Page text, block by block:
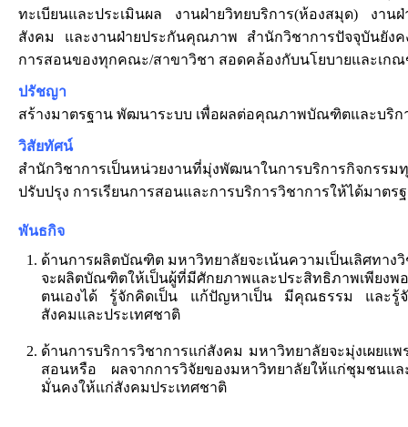
ทะเบียนและประเมินผล งานฝ่ายวิทยบริการ(ห้องสมุด) งาน
สังคม และงานฝ่ายประกันคุณภาพ สำนักวิชาการปัจจุบันยังค
การสอนของทุกคณะ/สาขาวิชา สอดคล้องกับนโยบายและเก
ปรัชญา
สร้างมาตรฐาน พัฒนาระบบ เพื่อผลต่อคุณภาพบัณฑิตและบริก
วิสัยทัศน์
สำนักวิชาการเป็นหน่วยงานที่มุ่งพัฒนาในการบริการกิจกรรม
ปรับปรุง การเรียนการสอนและการบริการวิชาการให้ได้มาตร
พันธกิจ
ด้านการผลิตบัณฑิต มหาวิทยาลัยจะเน้นความเป็นเลิศทาง
จะผลิตบัณฑิตให้เป็นผู้ที่มีศักยภาพและประสิทธิภาพเพียงพ
ตนเองได้ รู้จักคิดเป็น แก้ปัญหาเป็น มีคุณธรรม และรู้จัก
สังคมและประเทศชาติ
ด้านการบริการวิชาการแก่สังคม มหาวิทยาลัยจะมุ่งเผยแ
สอนหรือ ผลจากการวิจัยของมหาวิทยาลัยให้แก่ชุมชนแ
มั่นคงให้แก่สังคมประเทศชาติ